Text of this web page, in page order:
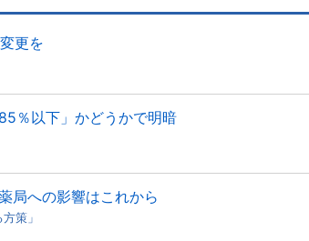
更を
％以下」かどうかで明暗
局への影響はこれから
策」